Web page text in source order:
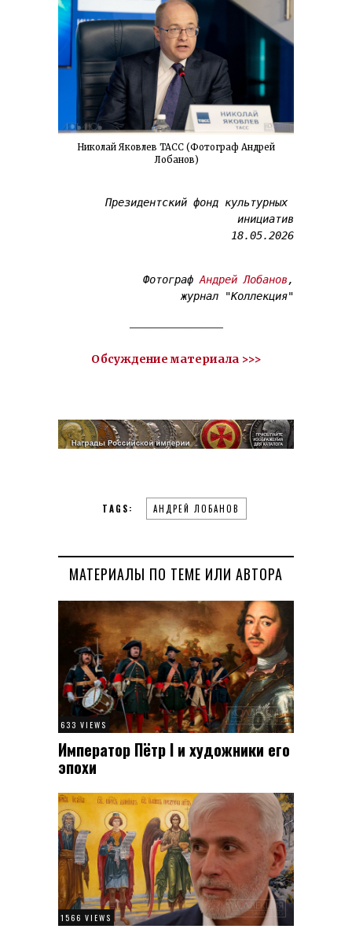
Николай Яковлев ТАСС (Фотограф Андрей
Лобанов)
Президентский фонд культурных
инициатив
18.05.2026
Фотограф Андрей Лобанов,
журнал "Коллекция"
Обсуждение материала >>>
TAGS: АНДРЕЙ ЛОБАНОВ
МАТЕРИАЛЫ ПО ТЕМЕ ИЛИ АВТОРА
633 VIEWS
Император Пётр I и художники его
эпохи
1566 VIEWS